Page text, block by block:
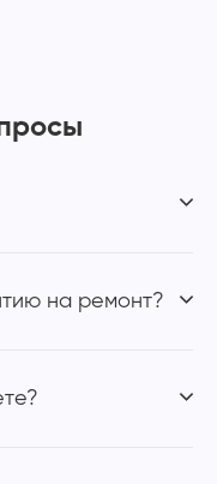
на ремонт?